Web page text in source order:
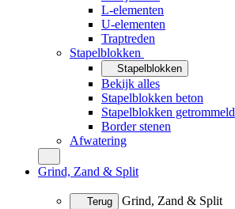
L-elementen
U-elementen
Traptreden
Stapelblokken
Stapelblokken
Bekijk alles
Stapelblokken beton
Stapelblokken getrommeld
Border stenen
Afwatering
Grind, Zand & Split
Terug
Grind, Zand & Split